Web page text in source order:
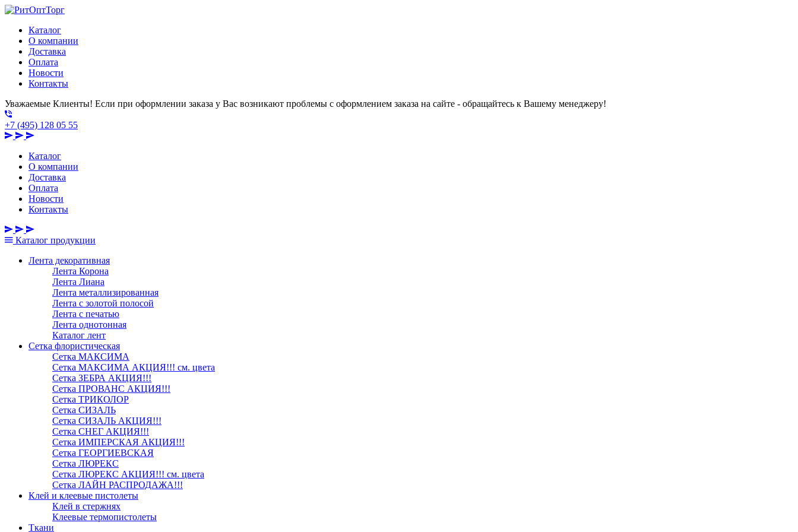
Каталог
О компании
Доставка
Оплата
Новости
Контакты
Уважаемые Клиенты! Если при оформлении заказа у Вас возникают проблемы с оформлением заказа на сайте - обращайтесь к Вашему менеджеру!
+7 (495) 128 05 55
Каталог
О компании
Доставка
Оплата
Новости
Контакты
Каталог продукции
Лента декоративная
Лента Корона
Лента Лиана
Лента металлизированная
Лента с золотой полосой
Лента с печатью
Лента однотонная
Каталог лент
Сетка флористическая
Сетка МАКСИМА
Сетка МАКСИМА АКЦИЯ!!! см. цвета
Сетка ЗЕБРА АКЦИЯ!!!
Сетка ПРОВАНС АКЦИЯ!!!
Сетка ТРИКОЛОР
Сетка СИЗАЛЬ
Сетка СИЗАЛЬ АКЦИЯ!!!
Сетка СНЕГ АКЦИЯ!!!
Сетка ИМПЕРСКАЯ АКЦИЯ!!!
Сетка ГЕОРГИЕВСКАЯ
Сетка ЛЮРЕКС
Сетка ЛЮРЕКС АКЦИЯ!!! см. цвета
Сетка ЛАЙН РАСПРОДАЖА!!!
Клей и клеевые пистолеты
Клей в стержнях
Клеевые термопистолеты
Ткани